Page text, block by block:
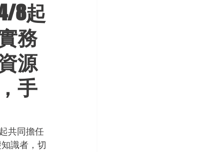
8起
務
源
手
共同擔任
識者，切